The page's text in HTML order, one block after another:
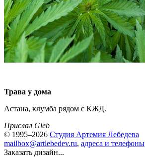
Трава у дома
Астана, клумба рядом с КЖД.
Прислал Gleb
© 1995–2026 Студия Артемия Лебедева
mailbox@artlebedev.ru, адреса и телефоны
Заказать дизайн...